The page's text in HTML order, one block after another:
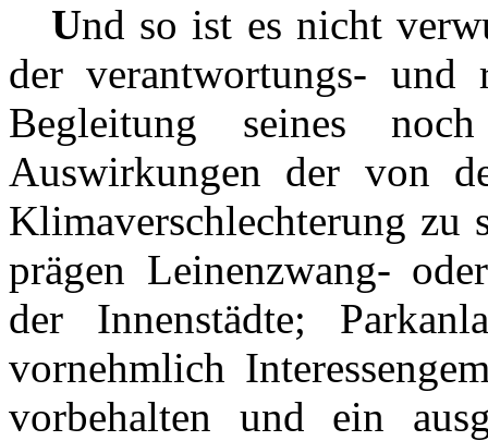
Und so ist es nicht
der verantwortungs- und
Begleitung seines
Auswirkungen der von
Klimaverschlechterung zu
prägen Leinenzwang-
der Innenstädte;
vornehmlich
vorbehalten und ein